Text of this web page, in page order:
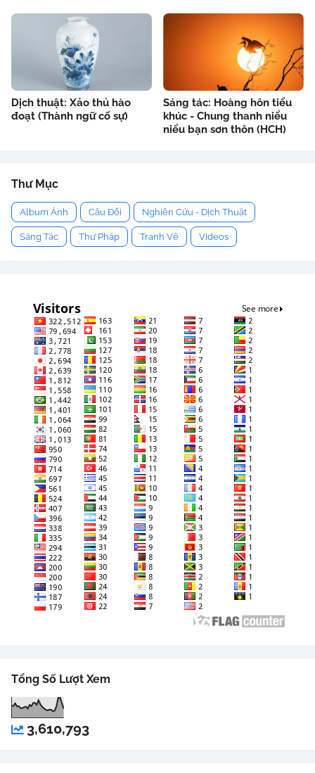
Dịch thuật: Xảo thủ hào
đoạt (Thành ngữ cố sự)
Sáng tác: Hoàng hôn tiểu
khúc - Chung thanh niểu
niểu bạn sơn thôn (HCH)
Thư Mục
Album Ảnh Câu Đối Nghiên Cứu - Dịch Thuật
Sáng Tác Thư Pháp Tranh Vẽ Videos
Tổng Số Lượt Xem
3,610,793